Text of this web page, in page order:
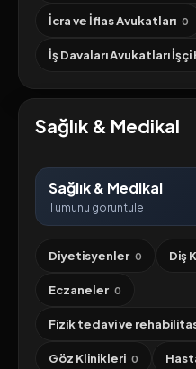
İcra ve İflas Avukatları 0
İş Davaları Avukatları İşçi
Sağlık & Medikal
Sağlık & Medikal
Tümünü görüntüle
Diyetisyenler 0 Diş
Eczaneler 0
Fizik tedavi ve
Göz Klinikleri 0